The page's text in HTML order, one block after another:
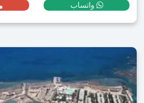
واتساب